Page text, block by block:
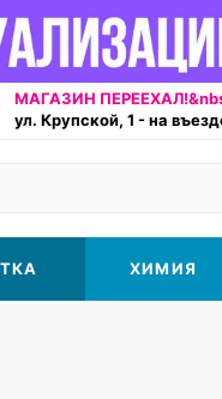
МАГАЗИН
ул. Крупской, 1 - на
ХИМИЯ